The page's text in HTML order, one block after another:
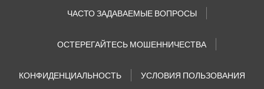
ЧАСТО ЗАДАВАЕМЫЕ ВОПРОСЫ
ОСТЕРЕГАЙТЕСЬ МОШЕННИЧЕСТВА
КОНФИДЕНЦИАЛЬНОСТЬ УСЛОВИЯ ПОЛЬЗОВАНИЯ